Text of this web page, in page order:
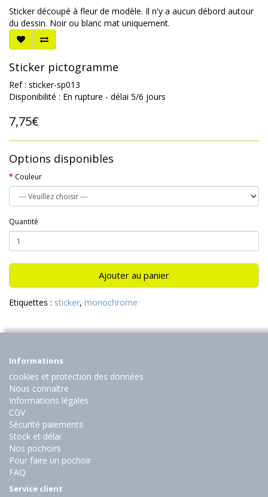
Sticker découpé à fleur de modèle. Il n'y a aucun débord autour
du dessin. Noir ou blanc mat uniquement.
Sticker pictogramme
Ref : sticker-sp013
Disponibilité : En rupture - délai 5/6 jours
7,75€
Options disponibles
Couleur
Quantité
Ajouter au panier
Etiquettes : sticker, monochrome
Informations
cookies et protection des données
Nous connaître
Informations légales
CGV
Sécurité paiements
Stock et délai
Nos pochoirs
Pour faire un pochoir
FAQ
Service client